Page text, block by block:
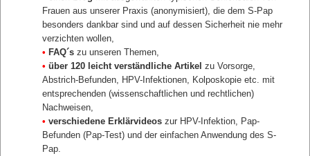
Frauen aus unserer Praxis (anonymisiert), die dem S-Pap
besonders dankbar sind und auf dessen Sicherheit nie mehr
verzichten wollen,
• FAQ´s zu unseren Themen,
• über 120 leicht verständliche Artikel zu Vorsorge,
Abstrich-Befunden, HPV-Infektionen, Kolposkopie etc. mit
entsprechenden (wissenschaftlichen und rechtlichen)
Nachweisen,
• verschiedene Erklärvideos zur HPV-Infektion, Pap-
Befunden (Pap-Test) und der einfachen Anwendung des S-
Pap.